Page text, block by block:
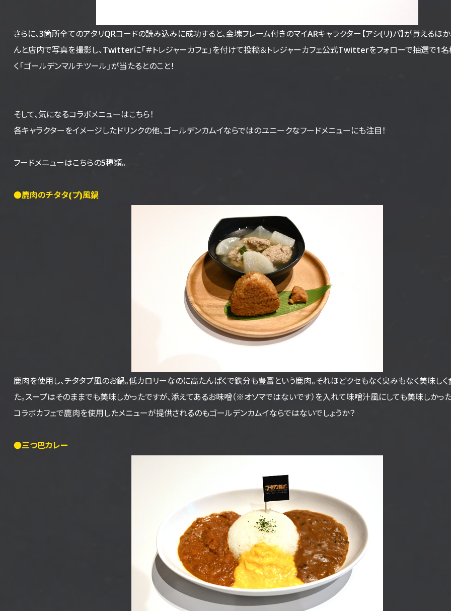
さらに、3箇所全てのアタリQRコードの読み込みに成功すると、金塊フレーム付きのマイARキャラクター【アシ(リ)パ】が貰えるほか
んと店内で写真を撮影し、Twitterに「＃トレジャーカフェ」を付けて投稿＆トレジャーカフェ公式Twitterをフォローで抽選で1
く「ゴールデンマルチツール」が当たるとのこと！
そして、気になるコラボメニューはこちら！
各キャラクターをイメージしたドリンクの他、ゴールデンカムイならではのユニークなフードメニューにも注目！
フードメニューはこちらの5種類。
●鹿肉のチタタ(プ)風鍋
鹿肉を使用し、チタタプ風のお鍋。低カロリーなのに高たんぱくで鉄分も豊富という鹿肉。それほどクセもなく臭みもなく美味し
た。スープはそのままでも美味しかったですが、添えてあるお味噌（※オソマではないです）を入れて味噌汁風にしても美味しかった
コラボカフェで鹿肉を使用したメニューが提供されるのもゴールデンカムイならではないでしょうか？
●三つ巴カレー